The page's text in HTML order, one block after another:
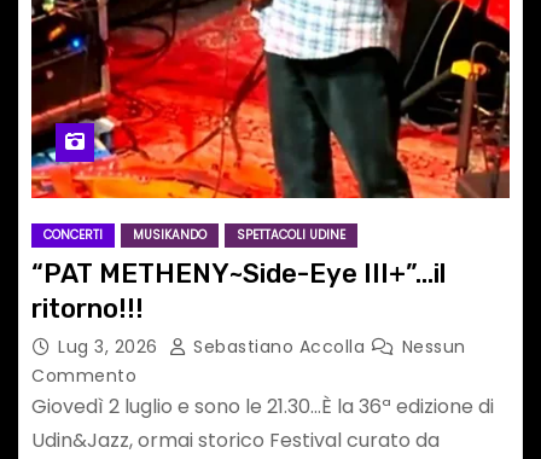
CONCERTI MUSIKANDO SPETTACOLI UDINE
“PAT METHENY~Side-Eye III+”…il
ritorno!!!
Lug 3, 2026 Sebastiano Accolla
Nessun
Commento
Giovedì 2 luglio e sono le 21.30…È la 36ª edizione di
Udin&Jazz, ormai storico Festival curato da